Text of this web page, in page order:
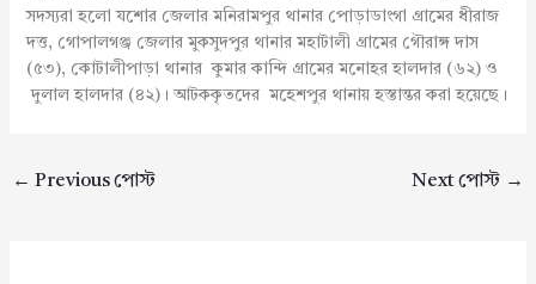
সদস্যরা হলো যশোর জেলার মনিরামপুর থানার পোড়াডাংগা গ্রামের ধীরাজ
দত্ত, গোপালগঞ্জ জেলার মুকসুদপুর থানার মহাটালী গ্রামের গৌরাঙ্গ দাস
(৫৩), কোটালীপাড়া থানার কুমার কান্দি গ্রামের মনোহর হালদার (৬২) ও
দুলাল হালদার (৪২)। আটককৃতদের মহেশপুর থানায় হস্তান্তর করা হয়েছে।
← Previous পোস্ট Next পোস্ট →